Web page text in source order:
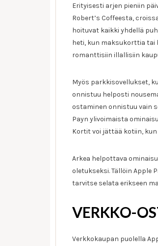
Erityisesti arjen pieniin
Robert’s Coffeesta,
hoituvat kaikki yhdellä
heti, kun maksukorttia tai
romanttisiin illallisiin
Myös parkkisovellukset,
onnistuu helposti
ostaminen onnistuu vain
Payn ylivoimaista
Kortit voi jättää kotiin,
Arkea helpottava
oletukseksi. Tällöin Apple
tarvitse selata erikseen
VERKKO-
Verkkokaupan puolella